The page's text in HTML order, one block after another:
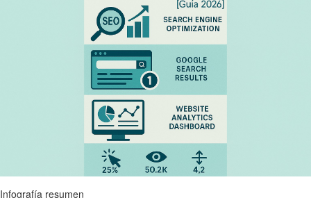
Infografía resumen